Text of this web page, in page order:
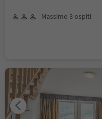
Massimo 3 ospiti